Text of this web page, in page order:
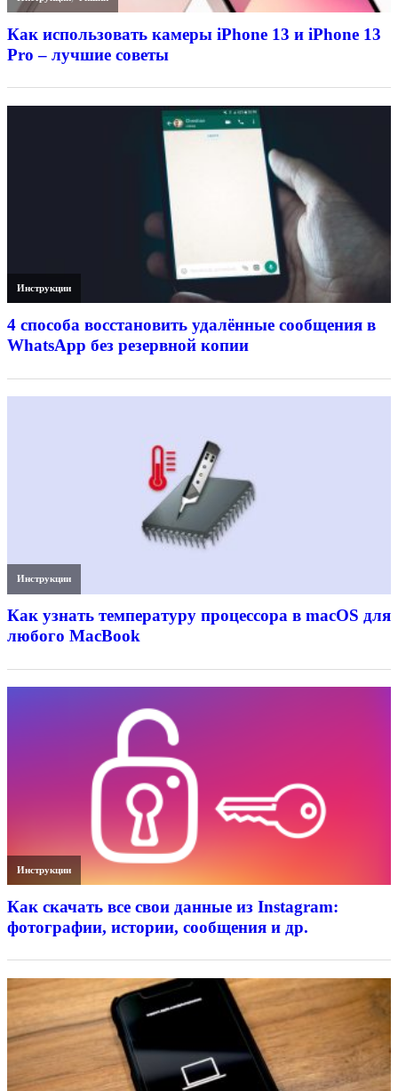
Как использовать камеры iPhone 13 и iPhone 13
Pro – лучшие советы
Инструкции
4 способа восстановить удалённые сообщения в
WhatsApp без резервной копии
Инструкции
Как узнать температуру процессора в macOS для
любого MacBook
Инструкции
Как скачать все свои данные из Instagram:
фотографии, истории, сообщения и др.